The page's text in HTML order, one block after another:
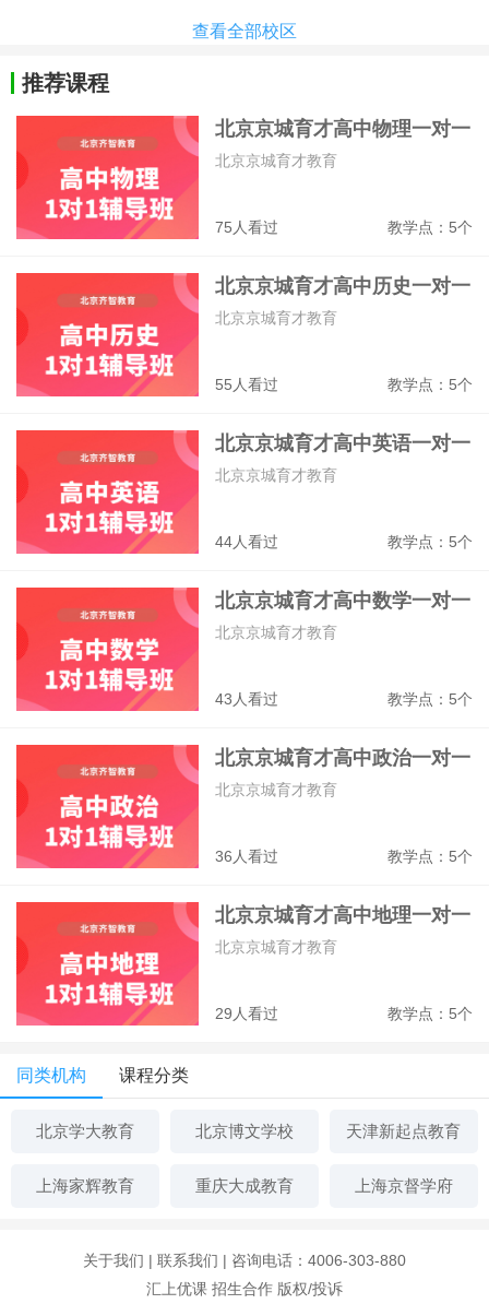
查看全部校区
推荐课程
北京京城育才高中物理一对一
补课班
75人看过 教学点：5个
北京京城育才教育
北京京城育才高中历史一对一
辅导班
55人看过 教学点：5个
北京京城育才教育
北京京城育才高中英语一对一
辅导班
44人看过 教学点：5个
北京京城育才教育
北京京城育才高中数学一对一
辅导班
43人看过 教学点：5个
北京京城育才教育
北京京城育才高中政治​一对一
补课班
36人看过 教学点：5个
北京京城育才教育
北京京城育才高中地理一对一
辅导班
29人看过 教学点：5个
北京京城育才教育
同类机构 课程分类
北京学大教育 北京博文学校 天津新起点教育
上海家辉教育 重庆大成教育 上海京督学府
关于我们 | 联系我们 | 咨询电话：4006-303-880
汇上优课 招生合作 版权/投诉